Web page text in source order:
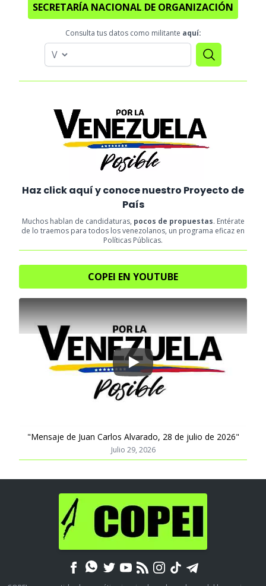
SECRETARÍA NACIONAL DE ORGANIZACIÓN
Consulta tus datos como militante aquí:
Haz click aquí y conoce nuestro Proyecto de
País
Muchos hablan de candidaturas, pocos de propuestas. Entérate
de lo traemos para todos los venezolanos, un programa eficaz en
Políticas Públicas.
COPEI EN YOUTUBE
Play
"Mensaje de Juan Carlos Alvarado, 28 de julio de 2026"
Julio 29, 2026